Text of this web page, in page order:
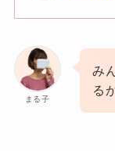
まる子
み
る